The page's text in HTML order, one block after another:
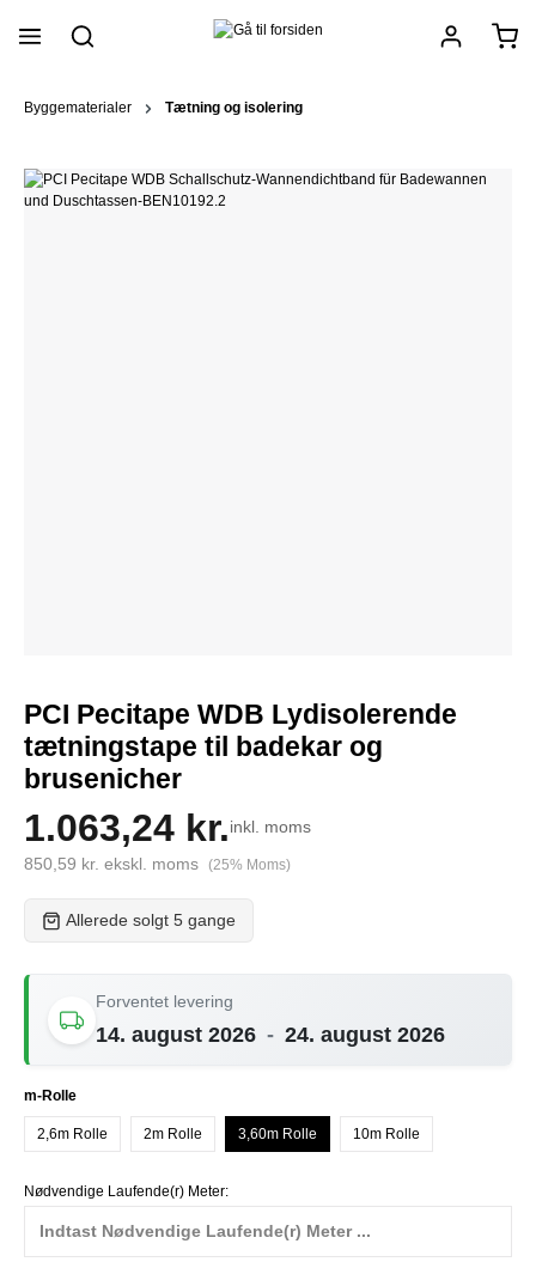
Byggematerialer Tætning og isolering
PCI Pecitape WDB Lydisolerende
tætningstape til badekar og
brusenicher
1.063,24 kr. inkl. moms
850,59 kr. ekskl. moms (25% Moms)
Allerede solgt 5 gange
Forventet levering
14. august 2026 - 24. august 2026
Vælg
m-Rolle
2,6m Rolle 2m Rolle 3,60m Rolle 10m Rolle
Nødvendige Laufende(r) Meter: